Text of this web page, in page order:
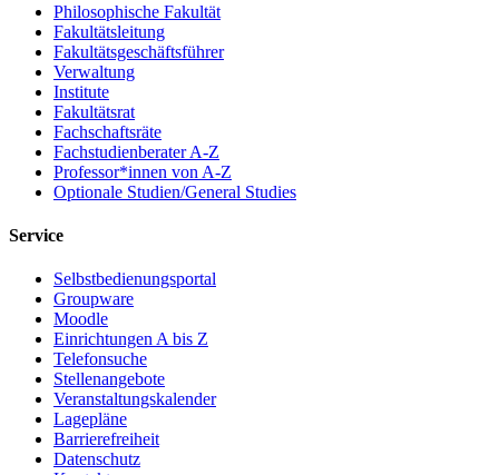
Philosophische Fakultät
Fakultätsleitung
Fakultätsgeschäftsführer
Verwaltung
Institute
Fakultätsrat
Fachschaftsräte
Fachstudienberater A-Z
Professor*innen von A-Z
Optionale Studien/General Studies
Service
Selbstbedienungsportal
Groupware
Moodle
Einrichtungen A bis Z
Telefonsuche
Stellenangebote
Veranstaltungskalender
Lagepläne
Barrierefreiheit
Datenschutz